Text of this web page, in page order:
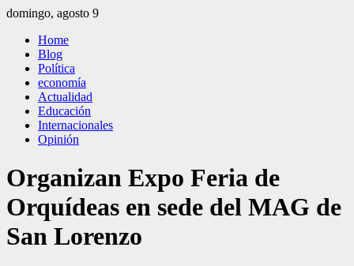
Saltar
contenido
domingo, agosto 9
El Independiente
El independiente Libre y Transparente
Home
Blog
Política
economía
Actualidad
Educación
Internacionales
Opinión
Organizan Expo Feria de
Orquídeas en sede del MAG de
San Lorenzo